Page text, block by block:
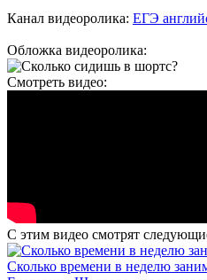
Канал видеоролика: ЕГЭ
Обложка видеоролика:
Смотреть видео:
С этим видео смотрят
Сколько времени в неделю